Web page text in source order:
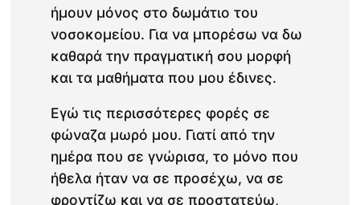
ήμουν μόνος στο δωμάτιο του
νοσοκομείου. Για να μπορέσω να δω
καθαρά την πραγματική σου μορφή
και τα μαθήματα που μου έδινες.
Εγώ τις περισσότερες φορές σε
φώναζα μωρό μου. Γιατί από την
ημέρα που σε γνώρισα, το μόνο που
ήθελα ήταν να σε προσέχω, να σε
φροντίζω και να σε προστατεύω,